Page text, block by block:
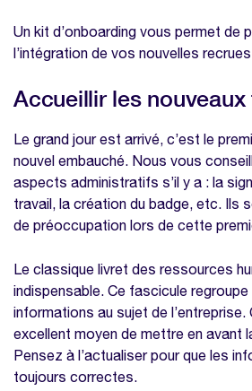
Un kit d’onboarding vous permet de
l’intégration de vos nouvelles
Accueillir les nouveaux
Le grand jour est arrivé, c’est le
nouvel embauché. Nous vous
aspects administratifs s’il y a : la
travail, la création du badge, etc. Ils
de préoccupation lors de cette
Le classique livret des ressources
indispensable. Ce fascicule
informations au sujet de l’entreprise.
excellent moyen de mettre en avant
Pensez à l’actualiser pour que les
toujours correctes.